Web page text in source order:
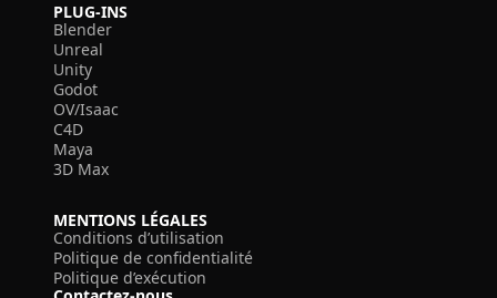
PLUG-INS
Blender
Unreal
Unity
Godot
OV/Isaac
C4D
Maya
3D Max
MENTIONS LÉGALES
Conditions d’utilisation
Politique de confidentialité
Politique d’exécution